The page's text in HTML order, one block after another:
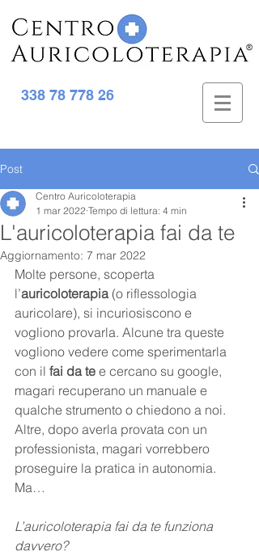
338 78 778 26
Post
L'auricoloterapia fai da te
Centro Auricoloterapia
1 mar 2022 Tempo di lettura: 4 min
Aggiornamento: 7 mar 2022
Molte persone, scoperta
l’auricoloterapia (o riflessologia
auricolare), si incuriosiscono e
vogliono provarla. Alcune tra queste
vogliono vedere come sperimentarla
con il fai da te e cercano su google,
magari recuperano un manuale e
qualche strumento o chiedono a noi.
Altre, dopo averla provata con un
professionista, magari vorrebbero
proseguire la pratica in autonomia.
Ma…
L’auricoloterapia fai da te funziona
davvero?